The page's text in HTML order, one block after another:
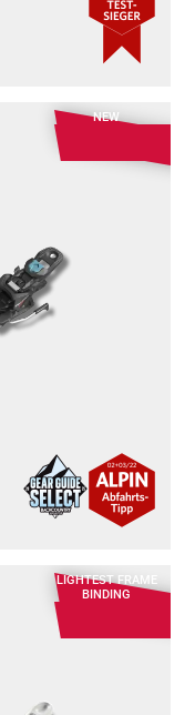
NEW
LIGHTEST FRAME
BINDING